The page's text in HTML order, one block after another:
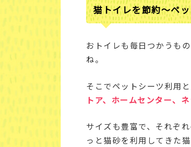
猫トイレを節約～ペ
おトイレも毎日つかうも
ね。
そこでペットシーツ利用
トア、ホームセンター、
サイズも豊富で、それぞ
っと猫砂を利用してきた